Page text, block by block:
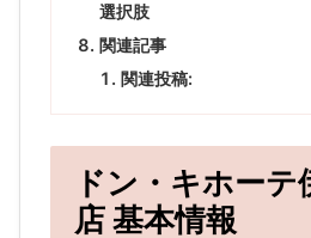
選択肢
関連記事
関連投稿:
ドン・キホーテ
店 基本情報